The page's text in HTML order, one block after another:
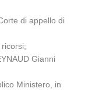
di appello di
Gianni
Ministero, in